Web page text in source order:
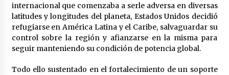
internacional que comenzaba a serle adversa en diversas
latitudes y longitudes del planeta, Estados Unidos decidió
refugiarse en América Latina y el Caribe, salvaguardar su
control sobre la región y afianzarse en la misma para
seguir manteniendo su condición de potencia global.
Todo ello sustentado en el fortalecimiento de un soporte